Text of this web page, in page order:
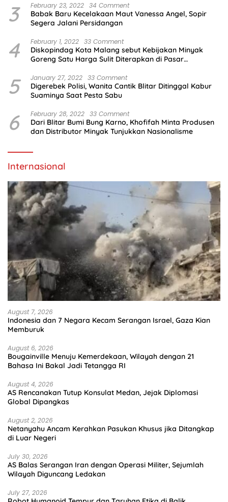
3 February 23, 2022 34 Comment
Babak Baru Kecelakaan Maut Vanessa Angel, Sopir
Segera Jalani Persidangan
4 February 1, 2022 33 Comment
Diskopindag Kota Malang sebut Kebijakan Minyak
Goreng Satu Harga Sulit Diterapkan di Pasar
5 January 27, 2022 33 Comment
Digerebek Polisi, Wanita Cantik Blitar Ditinggal Kabur
Suaminya Saat Pesta Sabu
6 February 28, 2022 33 Comment
Dari Blitar Bumi Bung Karno, Khofifah Minta Produsen
dan Distributor Minyak Tunjukkan Nasionalisme
Internasional
August 7, 2026
Indonesia dan 7 Negara Kecam Serangan Israel, Gaza Kian
Memburuk
August 6, 2026
Bougainville Menuju Kemerdekaan, Wilayah dengan 21
Bahasa Ini Bakal Jadi Tetangga RI
August 4, 2026
AS Rencanakan Tutup Konsulat Medan, Jejak Diplomasi
Global Dipangkas
August 2, 2026
Netanyahu Ancam Kerahkan Pasukan Khusus jika Ditangkap
di Luar Negeri
July 30, 2026
AS Balas Serangan Iran dengan Operasi Militer, Sejumlah
Wilayah Diguncang Ledakan
July 27, 2026